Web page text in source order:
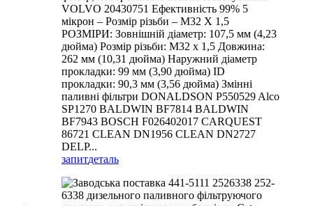
VOLVO 20430751 Ефективність 99% 5
мікрон – Розмір різьби – M32 X 1,5
РОЗМІРИ: Зовнішній діаметр: 107,5 мм (4,23
дюйма) Розмір різьби: M32 x 1,5 Довжина:
262 мм (10,31 дюйма) Наружний діаметр
прокладки: 99 мм (3,90 дюйма) ID
прокладки: 90,3 мм (3,56 дюйма) Змінні
паливні фільтри DONALDSON P550529 Alco
SP1270 BALDWIN BF7814 BALDWIN
BF7943 BOSCH F026402017 CARQUEST
86721 CLEAN DN1956 CLEAN DN2727
DELP...
запитдеталь